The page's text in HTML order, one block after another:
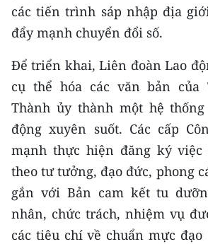
E-Magazine
Video
Media Chính trị
Media Kinh tế
Media Văn hóa
Media Xã hội
Media Pháp luật
Media Du lịch
các tiến trình sáp nhập địa
đẩy mạnh chuyển đổi số.
Để triển khai, Liên đoàn Lao
cụ thể hóa các văn bản của
Thành ủy thành một hệ
động xuyên suốt. Các cấp
mạnh thực hiện đăng ký
theo tư tưởng, đạo đức, phong
gắn với Bản cam kết tu
nhân, chức trách, nhiệm vụ
các tiêu chí về chuẩn mực đạo